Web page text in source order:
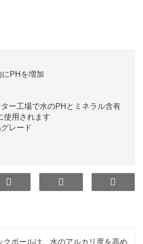
PHを増加
ー工場で水のPHとミネラル含有
使用されます
レード
クボールは、水のアルカリ度を高め